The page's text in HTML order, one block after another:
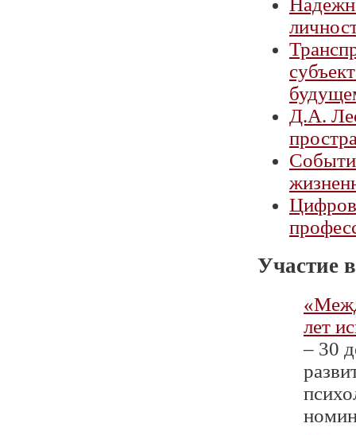
Д.А.
Участие
лет
– 30